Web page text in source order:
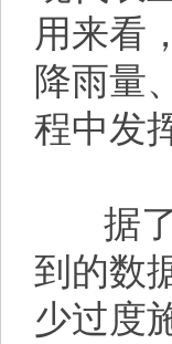
用来看
降雨量
程中发
据了
到的数
少过度